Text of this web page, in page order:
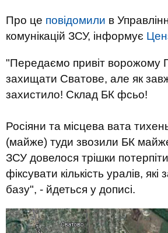
Про це повідомили в
комунікацій ЗСУ, інформує
"Передаємо привіт ворожому
захищати Сватове, але як
захистило! Склад БК фсьо!
Росіяни та місцева вата
(майже) туди звозили БК
ЗСУ довелося трішки
фіксувати кількість уралів,
базу", - йдеться у дописі.